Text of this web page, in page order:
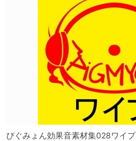
ぴぐみょん効果音素材集028ワイプ